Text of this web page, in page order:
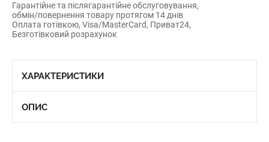
Гарантійне та післягарантійне обслуговування,
обмін/повернення товару протягом 14 днів
Оплата готівкою, Visa/MasterCard, Приват24,
Безготівковий розрахунок
ХАРАКТЕРИСТИКИ
ОПИС